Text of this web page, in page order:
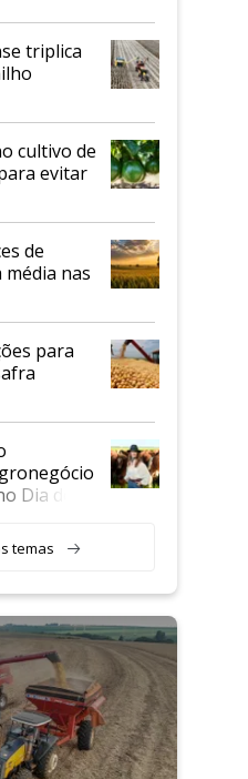
triplica
cultivo de
evitar
de
média nas
para
Dia do
temas